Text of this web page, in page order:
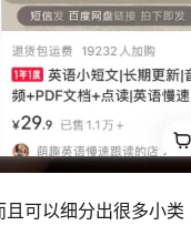
可以细分出很多小类